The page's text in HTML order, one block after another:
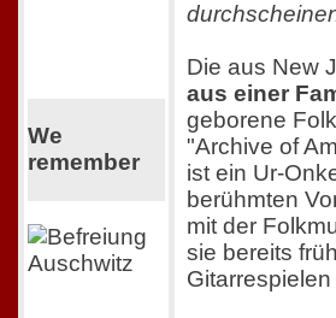
We
remember
Die aus New
aus einer
geborene
"Archive of
ist ein Ur-
berühmten
mit der
sie bereits